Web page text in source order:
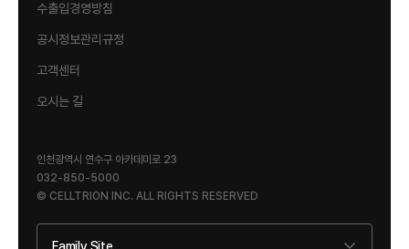
수출입경영방침
공시정보관리규정
고객센터
오시는 길
인천광역시 연수구 아카데미로 23
032-850-5000
© CELLTRION INC. ALL RIGHTS RESERVED